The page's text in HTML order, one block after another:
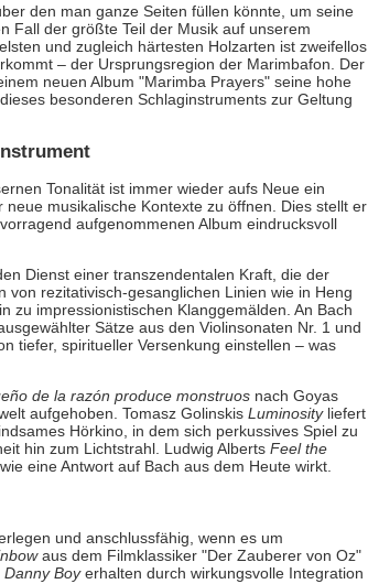
den man ganze Seiten füllen könnte, um seine
Fall der größte Teil der Musik auf unserem
und zugleich härtesten Holzarten ist zweifellos
– der Ursprungsregion der Marimbafon. Der
neuen Album "Marimba Prayers" seine hohe
besonderen Schlaginstruments zur Geltung
Tonalität ist immer wieder aufs Neue ein
musikalische Kontexte zu öffnen. Dies stellt er
aufgenommenen Album eindrucksvoll
Dienst einer transzendentalen Kraft, die der
rezitativisch-gesanglichen Linien wie in Heng
zu impressionistischen Klanggemälden. An Bach
Sätze aus den Violinsonaten Nr. 1 und
tiefer, spiritueller Versenkung einstellen – was
de la razón produce monstruosnach Goyas
aufgehoben. Tomasz Golinskis Luminosityliefert
Hörkino, in dem sich perkussives Spiel zu
hin zum Lichtstrahl. Ludwig Alberts Feel the
eine Antwort auf Bach aus dem Heute wirkt.
und anschlussfähig, wenn es um
aus dem Filmklassiker "Der Zauberer von Oz"
Danny Boyerhalten durch wirkungsvolle Integration